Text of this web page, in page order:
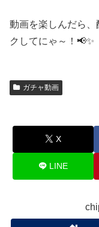
動画を楽しんだら
クしてにゃ～！📢✨
ガチャ動画
X
LINE